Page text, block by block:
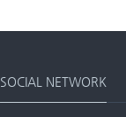
SOCIAL NETWORK